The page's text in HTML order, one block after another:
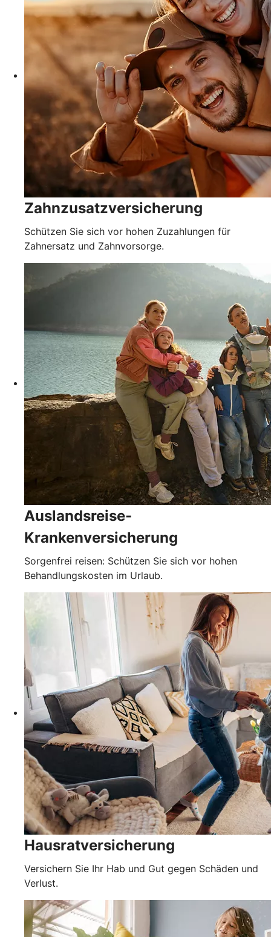
Zahnzusatzversicherung
Schützen Sie sich vor hohen Zuzahlungen für
Zahnersatz und Zahnvorsorge.
Auslandsreise-
Krankenversicherung
Sorgenfrei reisen: Schützen Sie sich vor hohen
Behandlungskosten im Urlaub.
Hausratversicherung
Versichern Sie Ihr Hab und Gut gegen Schäden und
Verlust.